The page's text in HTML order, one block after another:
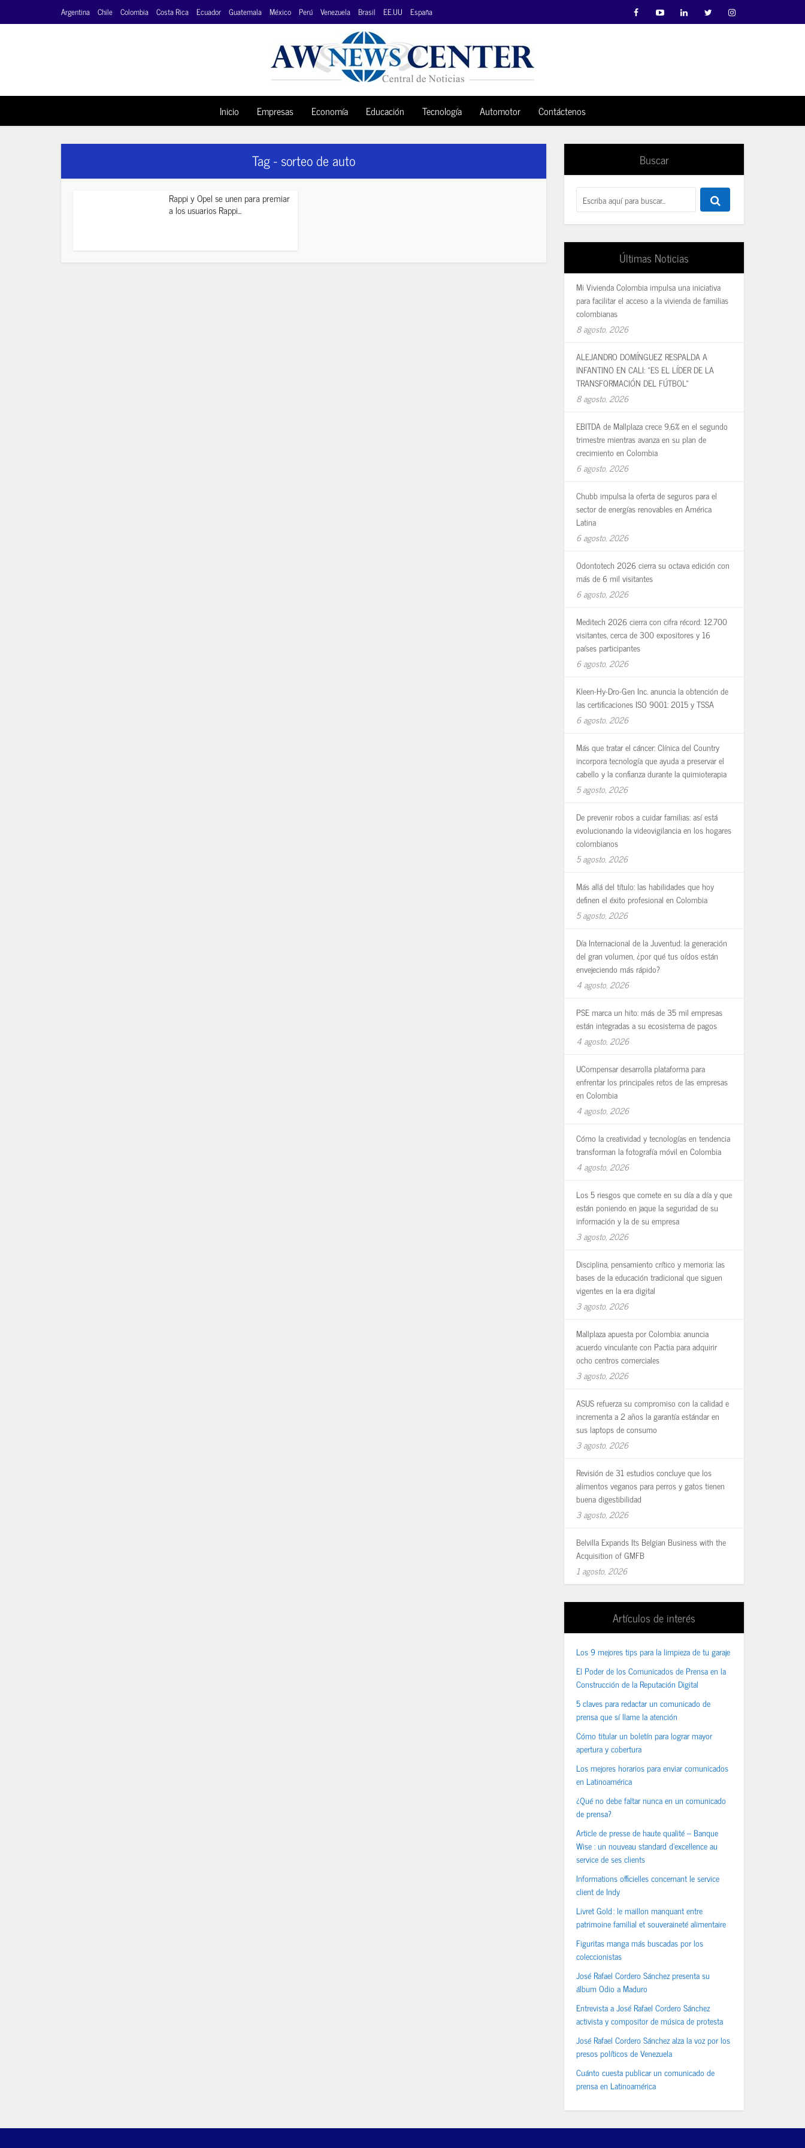
Argentina Chile Colombia Costa Rica Ecuador Guatemala México Perú Venezuela Brasil EE.UU España
Inicio Empresas Economía Educación Tecnología Automotor Contáctenos
Tag - sorteo de auto
Rappi y Opel se unen para premiar
a los usuarios Rappi...
Buscar
Últimas Noticias
Mi Vivienda Colombia impulsa una iniciativa
para facilitar el acceso a la vivienda de familias
colombianas
8 agosto, 2026
ALEJANDRO DOMÍNGUEZ RESPALDA A
INFANTINO EN CALI: «ES EL LÍDER DE LA
TRANSFORMACIÓN DEL FÚTBOL»
8 agosto, 2026
EBITDA de Mallplaza crece 9,6% en el segundo
trimestre mientras avanza en su plan de
crecimiento en Colombia
6 agosto, 2026
Chubb impulsa la oferta de seguros para el
sector de energías renovables en América
Latina
6 agosto, 2026
Odontotech 2026 cierra su octava edición con
más de 6 mil visitantes
6 agosto, 2026
Meditech 2026 cierra con cifra récord: 12.700
visitantes, cerca de 300 expositores y 16
países participantes
6 agosto, 2026
Kleen-Hy-Dro-Gen Inc. anuncia la obtención de
las certificaciones ISO 9001: 2015 y TSSA
6 agosto, 2026
Más que tratar el cáncer: Clínica del Country
incorpora tecnología que ayuda a preservar el
cabello y la confianza durante la quimioterapia
5 agosto, 2026
De prevenir robos a cuidar familias: así está
evolucionando la videovigilancia en los hogares
colombianos
5 agosto, 2026
Más allá del título: las habilidades que hoy
definen el éxito profesional en Colombia
5 agosto, 2026
Día Internacional de la Juventud: la generación
del gran volumen, ¿por qué tus oídos están
envejeciendo más rápido?
4 agosto, 2026
PSE marca un hito: más de 35 mil empresas
están integradas a su ecosistema de pagos
4 agosto, 2026
UCompensar desarrolla plataforma para
enfrentar los principales retos de las empresas
en Colombia
4 agosto, 2026
Cómo la creatividad y tecnologías en tendencia
transforman la fotografía móvil en Colombia
4 agosto, 2026
Los 5 riesgos que comete en su día a día y que
están poniendo en jaque la seguridad de su
información y la de su empresa
3 agosto, 2026
Disciplina, pensamiento crítico y memoria: las
bases de la educación tradicional que siguen
vigentes en la era digital
3 agosto, 2026
Mallplaza apuesta por Colombia: anuncia
acuerdo vinculante con Pactia para adquirir
ocho centros comerciales
3 agosto, 2026
ASUS refuerza su compromiso con la calidad e
incrementa a 2 años la garantía estándar en
sus laptops de consumo
3 agosto, 2026
Revisión de 31 estudios concluye que los
alimentos veganos para perros y gatos tienen
buena digestibilidad
3 agosto, 2026
Belvilla Expands Its Belgian Business with the
Acquisition of GMFB
1 agosto, 2026
Artículos de interés
Los 9 mejores tips para la limpieza de tu garaje
El Poder de los Comunicados de Prensa en la
Construcción de la Reputación Digital
5 claves para redactar un comunicado de
prensa que sí llame la atención
Cómo titular un boletín para lograr mayor
apertura y cobertura
Los mejores horarios para enviar comunicados
en Latinoamérica
¿Qué no debe faltar nunca en un comunicado
de prensa?
Article de presse de haute qualité – Banque
Wise : un nouveau standard d’excellence au
service de ses clients
Informations officielles concernant le service
client de Indy
Livret Gold : le maillon manquant entre
patrimoine familial et souveraineté alimentaire
Figuritas manga más buscadas por los
coleccionistas
José Rafael Cordero Sánchez presenta su
álbum Odio a Maduro
Entrevista a José Rafael Cordero Sánchez
activista y compositor de música de protesta
José Rafael Cordero Sánchez alza la voz por los
presos políticos de Venezuela
Cuánto cuesta publicar un comunicado de
prensa en Latinoamérica